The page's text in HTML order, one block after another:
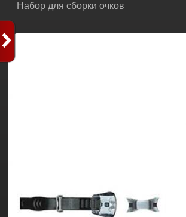
Набор для сборки очков